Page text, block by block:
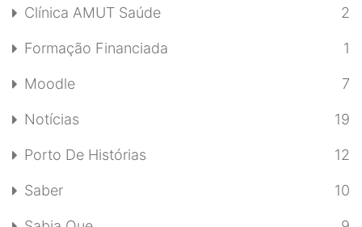
Clínica AMUT Saúde 2
Formação Financiada 1
Moodle 7
Notícias 19
Porto De Histórias 12
Saber 10